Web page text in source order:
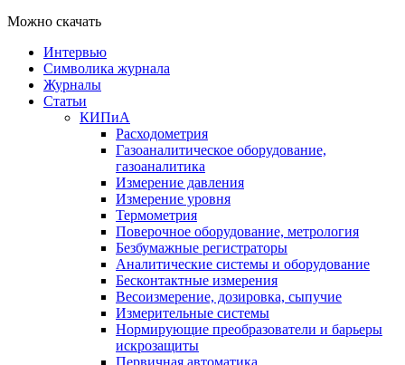
Можно скачать
Интервью
Символика журнала
Журналы
Статьи
КИПиА
Расходометрия
Газоаналитическое оборудование,
газоаналитика
Измерение давления
Измерение уровня
Термометрия
Поверочное оборудование, метрология
Безбумажные регистраторы
Аналитические системы и оборудование
Бесконтактные измерения
Весоизмерение, дозировка, сыпучие
Измерительные системы
Нормирующие преобразователи и барьеры
искрозащиты